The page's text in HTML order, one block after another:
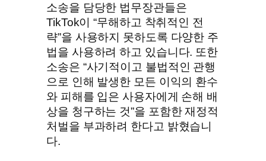
소송을 담당한 법무장관들은
TikTok이 “무해하고 착취적인 전
략”을 사용하지 못하도록 다양한 주
법을 사용하려 하고 있습니다. 또한
소송은 “사기적이고 불법적인 관행
으로 인해 발생한 모든 이익의 환수
와 피해를 입은 사용자에게 손해 배
상을 청구하는 것”을 포함한 재정적
처벌을 부과하려 한다고 밝혔습니
다.